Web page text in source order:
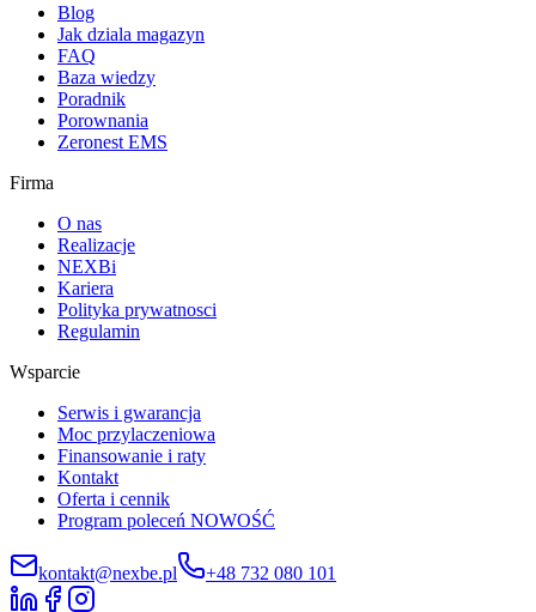
Blog
Jak dziala magazyn
FAQ
Baza wiedzy
Poradnik
Porownania
Zeronest EMS
Firma
O nas
Realizacje
NEXBi
Kariera
Polityka prywatnosci
Regulamin
Wsparcie
Serwis i gwarancja
Moc przylaczeniowa
Finansowanie i raty
Kontakt
Oferta i cennik
Program poleceń NOWOŚĆ
kontakt@nexbe.pl +48 732 080 101